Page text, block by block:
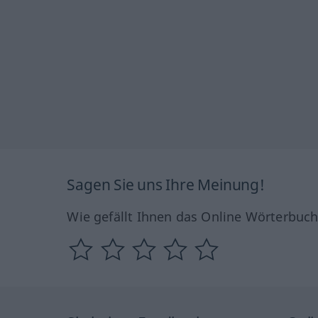
Sagen Sie uns Ihre Meinung!
Wie gefällt Ihnen das Online